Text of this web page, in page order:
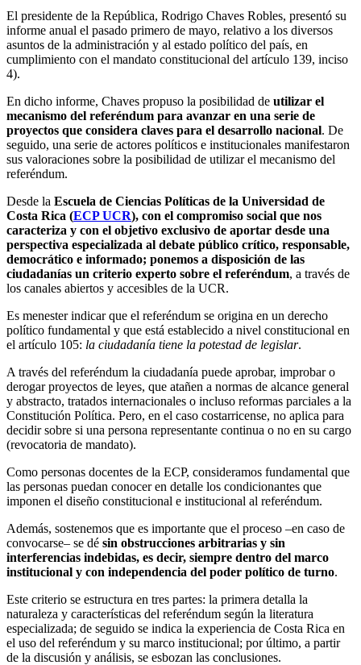
El presidente de la República, Rodrigo Chaves Robles, presentó su
informe anual el pasado primero de mayo, relativo a los diversos
asuntos de la administración y al estado político del país, en
cumplimiento con el mandato constitucional del artículo 139, inciso
4).
En dicho informe, Chaves propuso la posibilidad de utilizar el
mecanismo del referéndum para avanzar en una serie de
proyectos que considera claves para el desarrollo nacional. De
seguido, una serie de actores políticos e institucionales manifestaron
sus valoraciones sobre la posibilidad de utilizar el mecanismo del
referéndum.
Desde la Escuela de Ciencias Políticas de la Universidad de
Costa Rica (ECP UCR), con el compromiso social que nos
caracteriza y con el objetivo exclusivo de aportar desde una
perspectiva especializada al debate público crítico, responsable,
democrático e informado; ponemos a disposición de las
ciudadanías un criterio experto sobre el referéndum, a través de
los canales abiertos y accesibles de la UCR.
Es menester indicar que el referéndum se origina en un derecho
político fundamental y que está establecido a nivel constitucional en
el artículo 105: la ciudadanía tiene la potestad de legislar.
A través del referéndum la ciudadanía puede aprobar, improbar o
derogar proyectos de leyes, que atañen a normas de alcance general
y abstracto, tratados internacionales o incluso reformas parciales a la
Constitución Política. Pero, en el caso costarricense, no aplica para
decidir sobre si una persona representante continua o no en su cargo
(revocatoria de mandato).
Como personas docentes de la ECP, consideramos fundamental que
las personas puedan conocer en detalle los condicionantes que
imponen el diseño constitucional e institucional al referéndum.
Además, sostenemos que es importante que el proceso –en caso de
convocarse– se dé sin obstrucciones arbitrarias y sin
interferencias indebidas, es decir, siempre dentro del marco
institucional y con independencia del poder político de turno.
Este criterio se estructura en tres partes: la primera detalla la
naturaleza y características del referéndum según la literatura
especializada; de seguido se indica la experiencia de Costa Rica en
el uso del referéndum y su marco institucional; por último, a partir
de la discusión y análisis, se esbozan las conclusiones.